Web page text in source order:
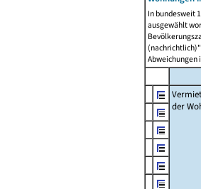
In bundesweit
ausgewählt
Abweichungen
der